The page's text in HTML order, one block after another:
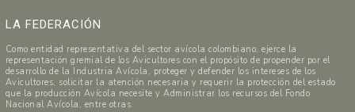
LA FEDERACIÓN
Como entidad representativa del sector avícola colombiano, ejerce la
representación gremial de los Avicultores con el propósito de propender por el
desarrollo de la Industria Avícola, proteger y defender los intereses de los
Avicultores, solicitar la atención necesaria y requerir la protección del estado
que la producción Avícola necesite y Administrar los recursos del Fondo
Nacional Avícola, entre otras.